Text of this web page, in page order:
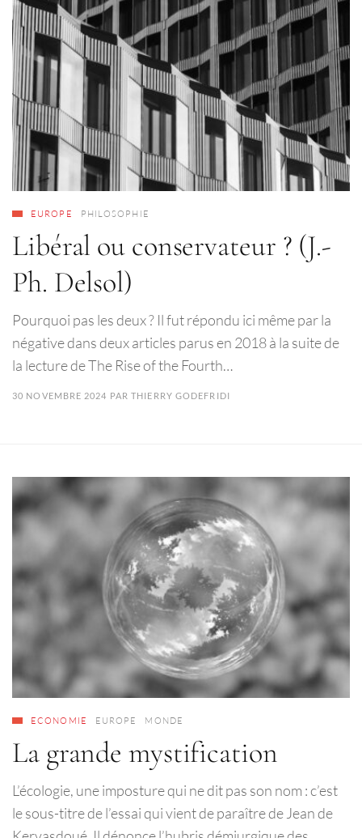
EUROPE PHILOSOPHIE
Libéral ou conservateur ? (J.-
Ph. Delsol)
Pourquoi pas les deux ? Il fut répondu ici même par la
négative dans deux articles parus en 2018 à la suite de
la lecture de The Rise of the Fourth…
30 NOVEMBRE 2024 PARTHIERRY GODEFRIDI
ECONOMIE EUROPE MONDE
La grande mystification
L’écologie, une imposture qui ne dit pas son nom : c’est
le sous-titre de l’essai qui vient de paraître de Jean de